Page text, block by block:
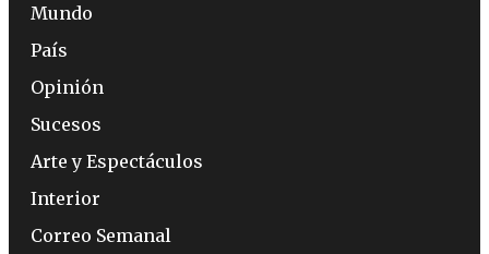
Mundo
País
Opinión
Sucesos
Arte y Espectáculos
Interior
Correo Semanal